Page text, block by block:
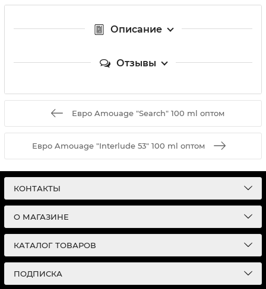
Описание
Отзывы
Евро Amouage "Search" 100 ml оптом
Евро Amouage "Interlude 53" 100 ml оптом
КОНТАКТЫ
О МАГАЗИНЕ
КАТАЛОГ ТОВАРОВ
ПОДПИСКА